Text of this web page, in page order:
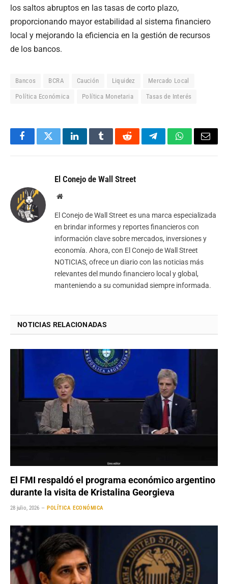
los saltos abruptos en las tasas de corto plazo,
proporcionando mayor estabilidad al sistema financiero
local y mejorando la eficiencia en la gestión de recursos
de los bancos.
Bancos BCRA Caución Liquidez Mercado Local
Política Económica Política Monetaria Tasas de Interés
FacebookTwitterLinkedInTumblrRedditTelegramWhatsApp
Email
El Conejo de Wall Street
Website
El Conejo de Wall Street es una marca especializada
en brindar informes y reportes financieros con
información clave sobre mercados, inversiones y
economía. Ahora, con El Conejo de Wall Street
NOTICIAS, ofrece un diario con las noticias más
relevantes del mundo financiero local y global,
manteniendo a su comunidad siempre informada.
NOTICIAS RELACIONADAS
El FMI respaldó el programa económico argentino
durante la visita de Kristalina Georgieva
28 julio, 2026 POLÍTICA ECONÓMICA